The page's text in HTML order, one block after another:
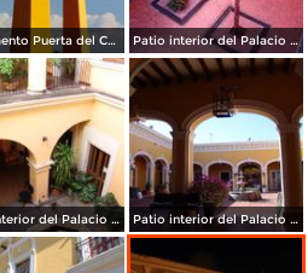
Monumento Puerta del Camino Real de Colima Patio interior del Palacio Municipal
Patio interior del Palacio Municipal Patio interior del Palacio Municipal